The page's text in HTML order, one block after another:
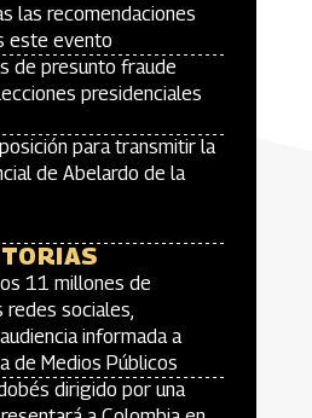
las recomendaciones
este evento
de presunto fraude
presidenciales
para transmitir la
de Abelardo de la
11 millones de
redes sociales,
informada a
de Medios Públicos
dirigido por una